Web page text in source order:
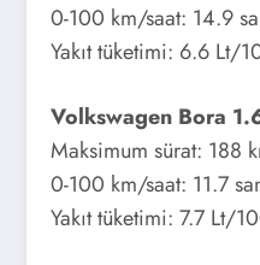
0-100 km/saat: 14.9
Yakıt tüketimi: 6.6 Lt/
Volkswagen Bora
Maksimum sürat: 188
0-100 km/saat: 11.7
Yakıt tüketimi: 7.7 Lt/